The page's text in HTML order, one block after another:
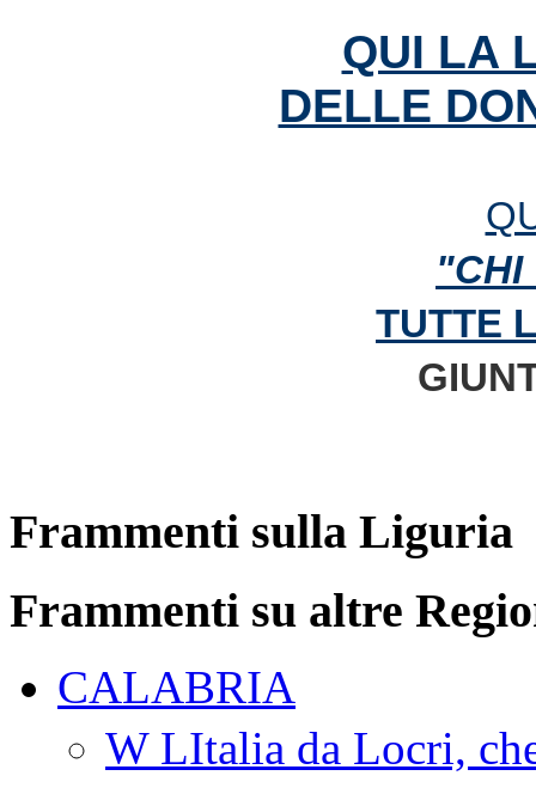
QUI LA
DELLE
"CHI
TUTTE
Frammenti sulla Liguria
Frammenti su altre
CALABRIA
W LItalia da Locri,